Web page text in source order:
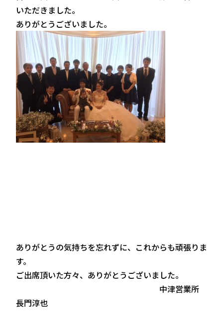
いただきました。
ありがとうございました。
ありがとうの気持ちを忘れずに、これからも頑張りま
す。
ご出席頂いた方々、ありがとうございました。
中津営業所
長門淳也